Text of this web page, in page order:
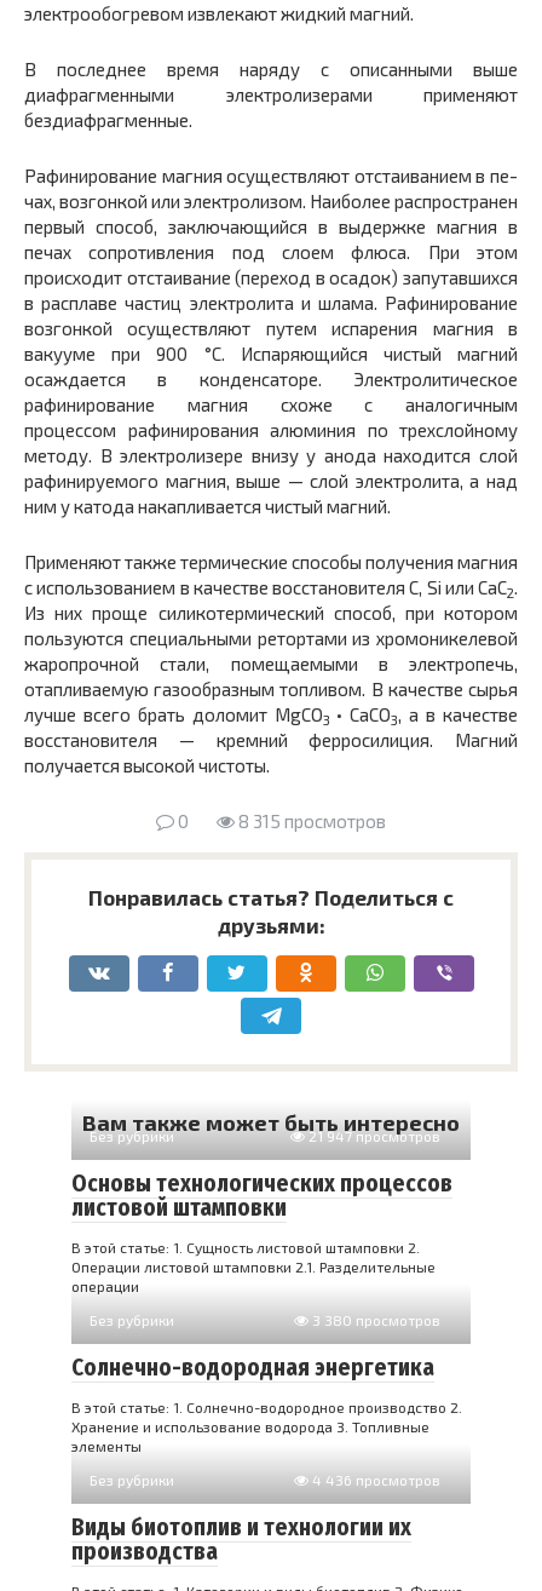
электрообогревом извлекают жидкий магний.
В последнее время наряду с описанными выше
диафрагмен­ными электролизерами применяют
бездиафрагменные.
Рафинирование магния осуществляют отстаиванием в пе­
чах, возгонкой или электролизом. Наиболее распространен
первый способ, заключающийся в выдержке магния в
печах сопротивления под слоем флюса. При этом
происходит отстаивание (переход в осадок) запутавшихся
в расплаве частиц электролита и шлама. Рафинирование
возгонкой осу­ществляют путем испарения магния в
вакууме при 900 °С. Испаряющийся чистый магний
осаждается в конденсаторе. Электролитическое
рафинирование магния схоже с аналогич­ным
процессом рафинирования алюминия по трехслойному
ме­тоду. В электролизере внизу у анода нахо­дится слой
рафинируемого магния, выше — слой электролита, а над
ним у катода накапливается чистый магний.
Применяют также термические способы получения магния
с использованием в качестве восстановителя С, Si или СаС2.
Из них проще силикотермический способ, при котором
поль­зуются специальными ретортами из хромоникелевой
жаропроч­ной стали, помещаемыми в электропечь,
отапливаемую газо­образным топливом. В качестве сырья
лучше всего брать до­ломит MgCO3 • СаСО3, а в качестве
восстановителя — крем­ний ферросилиция. Магний
получается высокой чистоты.
0 8 315 просмотров
Понравилась статья? Поделиться с
друзьями:
Вам также может быть интересно
Без рубрики 21 947 просмотров
Основы технологических процессов
листовой штамповки
В этой статье: 1. Сущность листовой штамповки 2.
Операции листовой штамповки 2.1. Разделительные
операции
Без рубрики
3 380 просмотров
Солнечно-водородная энергетика
В этой статье: 1. Солнечно-водородное производство 2.
Хранение и использование водорода 3. Топливные
элементы
Без рубрики
4 436 просмотров
Виды биотоплив и технологии их
производства